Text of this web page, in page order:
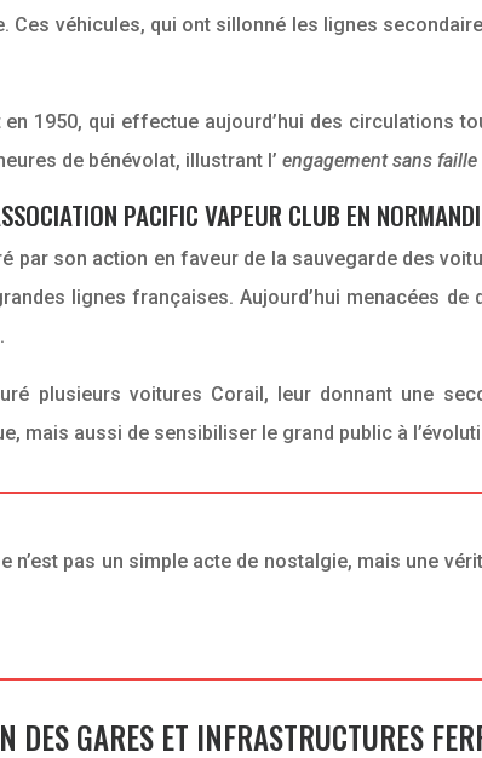
Ces véhicules, qui ont sillonné les lignes
en 1950, qui effectue aujourd’hui des circulations
de bénévolat, illustrant l’ engagement sans faille
PACIFIC VAPEUR CLUB EN
par son action en faveur de la sauvegarde des
lignes françaises. Aujourd’hui menacées de
plusieurs voitures Corail, leur donnant une
mais aussi de sensibiliser le grand public à
n’est pas un simple acte de nostalgie, mais une
GARES ET INFRASTRUCTURES